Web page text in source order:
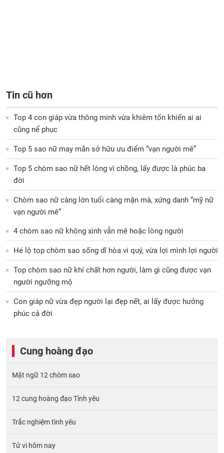
Tin cũ hơn
Top 4 con giáp vừa thông minh vừa khiêm tốn khiến ai ai
cũng nể phục
Top 5 sao nữ may mắn sở hữu ưu điểm “vạn người mê”
Top 5 chòm sao nữ hết lòng vì chồng, lấy được là phúc ba
đời
Chòm sao nữ càng lớn tuổi càng mặn mà, xứng danh “mỹ nữ
vạn người mê”
4 chòm sao nữ không xinh vẫn mê hoặc lòng người
Hé lộ top chòm sao sống dĩ hòa vi quý, vừa lợi mình lợi người
Top chòm sao nữ khí chất hơn người, làm gì cũng được vạn
người ngưỡng mộ
Con giáp nữ vừa đẹp người lại đẹp nết, ai lấy được hưởng
phúc cả đời
Cung hoàng đạo
Mật ngữ 12 chòm sao
12 cung hoàng đạo Tình yêu
Trắc nghiệm tình yêu
Tử vi hôm nay